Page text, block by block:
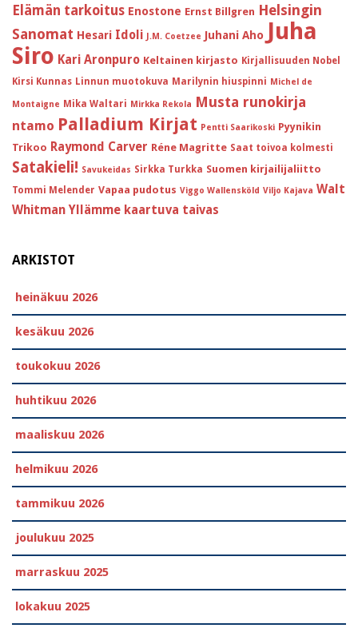
Elämän tarkoitus Enostone Ernst Billgren Helsingin
Sanomat Hesari Idoli J.M. Coetzee Juhani Aho Juha
Siro Kari Aronpuro Keltainen kirjasto Kirjallisuuden Nobel
Kirsi Kunnas Linnun muotokuva Marilynin hiuspinni Michel de
Montaigne Mika Waltari Mirkka Rekola Musta runokirja
ntamo Palladium Kirjat Pentti Saarikoski Pyynikin
Trikoo Raymond Carver Réne Magritte Saat toivoa kolmesti
Satakieli! Savukeidas Sirkka Turkka Suomen kirjailijaliitto
Tommi Melender Vapaa pudotus Viggo Wallensköld Viljo Kajava Walt
Whitman Yllämme kaartuva taivas
ARKISTOT
heinäkuu 2026
kesäkuu 2026
toukokuu 2026
huhtikuu 2026
maaliskuu 2026
helmikuu 2026
tammikuu 2026
joulukuu 2025
marraskuu 2025
lokakuu 2025